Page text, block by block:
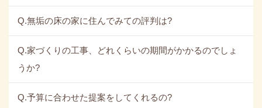
Q.無垢の床の家に住んでみての評判は?
Q.家づくりの工事、どれくらいの期間がかかるのでしょ
うか?
Q.予算に合わせた提案をしてくれるの?